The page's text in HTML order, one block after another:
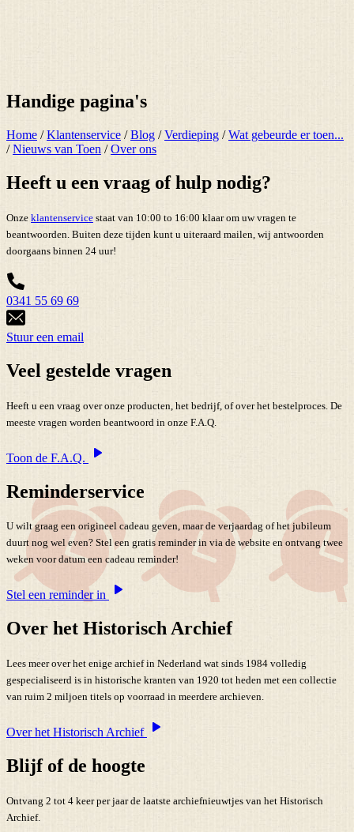
Handige pagina's
Home /Klantenservice /Blog /Verdieping /Wat gebeurde er toen...
/Nieuws van Toen /Over ons
Heeft u een vraag of hulp nodig?
Onze klantenservice staat van 10:00 to 16:00 klaar om uw vragen te
beantwoorden. Buiten deze tijden kunt u uiteraard mailen, wij antwoorden
doorgaans binnen 24 uur!
0341 55 69 69
Stuur een email
Veel gestelde vragen
Heeft u een vraag over onze producten, het bedrijf, of over het bestelproces. De
meeste vragen worden beantwoord in onze F.A.Q.
Toon de F.A.Q.
Reminderservice
U wilt graag een origineel cadeau geven, maar de verjaardag of het jubileum
duurt nog wel even? Stel een gratis reminder in via de website en ontvang twee
weken voor datum een cadeau reminder!
Stel een reminder in
Over het Historisch Archief
Lees meer over het enige archief in Nederland wat sinds 1984 volledig
gespecialiseerd is in historische kranten van 1920 tot heden met een collectie
van ruim 2 miljoen titels op voorraad in meerdere archieven.
Over het Historisch Archief
Blijf of de hoogte
Ontvang 2 tot 4 keer per jaar de laatste archiefnieuwtjes van het Historisch
Archief.